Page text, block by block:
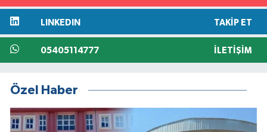
LINKEDIN TAKIP ET
05405114777 İLETIŞIM
Özel Haber